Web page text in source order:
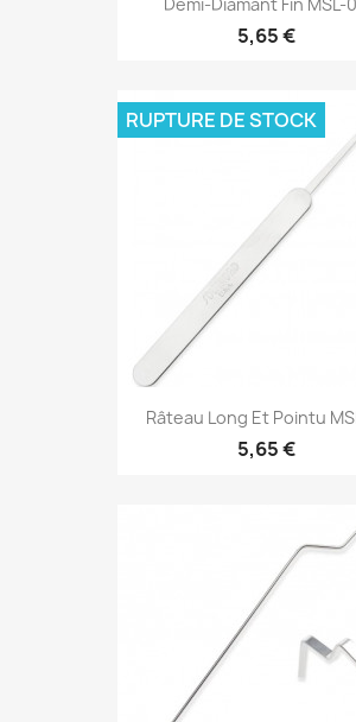
5,65 €
Râteau Long Et Pointu
5,65 €
RUPTURE DE STOCK